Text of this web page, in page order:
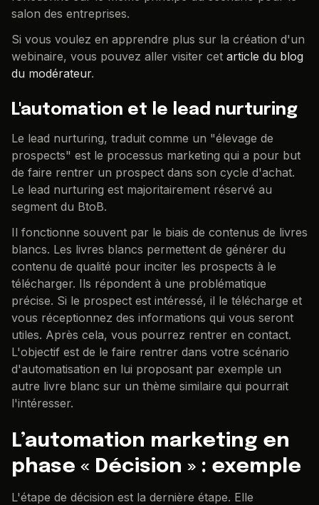
salon des entreprises.
Si vous voulez en apprendre plus sur la création d'un
webinaire, vous pouvez aller visiter cet article du blog
du modérateur.
L'automation et le lead nurturing
Le lead nurturing, traduit comme un "élevage de
prospects" est le processus marketing qui a pour but
de faire rentrer un prospect dans son cycle d'achat.
Le lead nurturing est majoritairement réservé au
segment du BtoB.
Il fonctionne souvent par le biais de contenus de livres
blancs. Les livres blancs permettent de générer du
contenu de qualité pour inciter les prospects à le
télécharger. Ils répondent à une problématique
précise. Si le prospect est intéressé, il le télécharge et
vous réceptionnez des informations qui vous seront
utiles. Après cela, vous pourrez rentrer en contact.
L'objectif est de le faire rentrer dans votre scénario
d'automatisation en lui proposant par exemple un
autre livre blanc sur un thème similaire qui pourrait
l'intéresser.
L’automation marketing en
phase « Décision » : exemple
L'étape de décision est la dernière étape. Elle